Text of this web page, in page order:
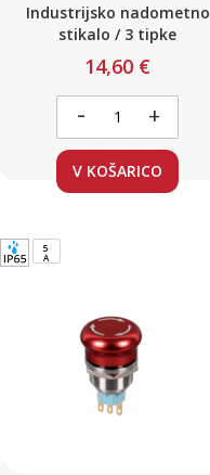
Industrijsko nadometno
stikalo / 3 tipke
14,60 €
- +
V KOŠARICO
5
A